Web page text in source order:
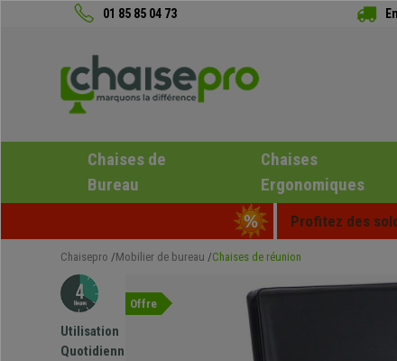
01 85 85 04 73
Chaises de
Bureau
Chaises
Ergonomiques
Profitez des
Chaisepro Mobilier de bureau Chaises de réunion
Utilisation
Quotidienne
Offre